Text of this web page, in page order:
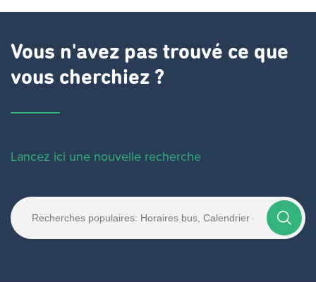
Vous n'avez pas trouvé ce que
vous cherchiez ?
Lancez ici une nouvelle recherche